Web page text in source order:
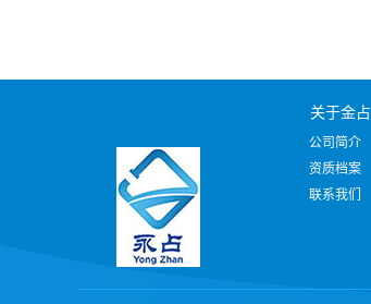
关于金占
公司简介
资质档案
联系我们